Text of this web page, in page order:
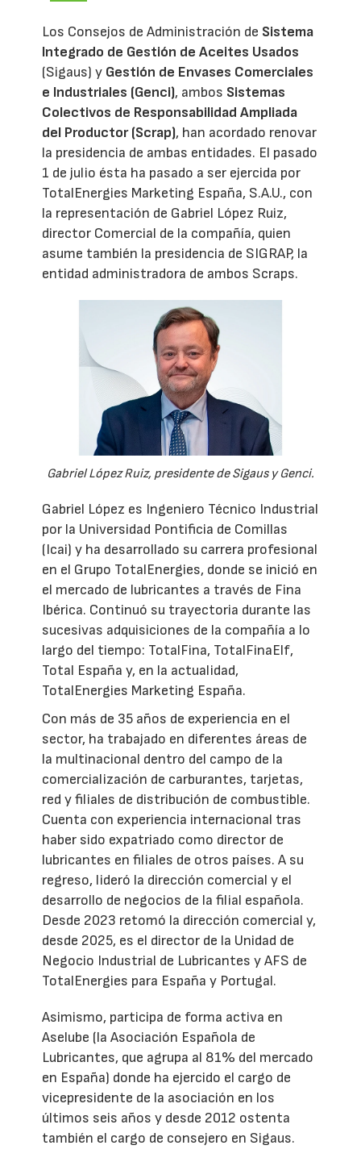
Los Consejos de Administración de Sistema
Integrado de Gestión de Aceites Usados
(Sigaus) y Gestión de Envases Comerciales
e Industriales (Genci), ambos Sistemas
Colectivos de Responsabilidad Ampliada
del Productor (Scrap), han acordado renovar
la presidencia de ambas entidades. El pasado
1 de julio ésta ha pasado a ser ejercida por
TotalEnergies Marketing España, S.A.U., con
la representación de Gabriel López Ruiz,
director Comercial de la compañía, quien
asume también la presidencia de SIGRAP, la
entidad administradora de ambos Scraps.
Gabriel López Ruiz, presidente de Sigaus y Genci.
Gabriel López es Ingeniero Técnico Industrial
por la Universidad Pontificia de Comillas
(Icai) y ha desarrollado su carrera profesional
en el Grupo TotalEnergies, donde se inició en
el mercado de lubricantes a través de Fina
Ibérica. Continuó su trayectoria durante las
sucesivas adquisiciones de la compañía a lo
largo del tiempo: TotalFina, TotalFinaElf,
Total España y, en la actualidad,
TotalEnergies Marketing España.
Con más de 35 años de experiencia en el
sector, ha trabajado en diferentes áreas de
la multinacional dentro del campo de la
comercialización de carburantes, tarjetas,
red y filiales de distribución de combustible.
Cuenta con experiencia internacional tras
haber sido expatriado como director de
lubricantes en filiales de otros países. A su
regreso, lideró la dirección comercial y el
desarrollo de negocios de la filial española.
Desde 2023 retomó la dirección comercial y,
desde 2025, es el director de la Unidad de
Negocio Industrial de Lubricantes y AFS de
TotalEnergies para España y Portugal.
Asimismo, participa de forma activa en
Aselube (la Asociación Española de
Lubricantes, que agrupa al 81% del mercado
en España) donde ha ejercido el cargo de
vicepresidente de la asociación en los
últimos seis años y desde 2012 ostenta
también el cargo de consejero en Sigaus.